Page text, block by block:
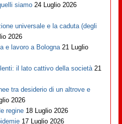
siamo 24 Luglio 2026
universale e la caduta (degli
2026
e lavoro a Bologna 21 Luglio
il lato cattivo della società 21
tra desiderio di un altrove e
2026
regine 18 Luglio 2026
17 Luglio 2026